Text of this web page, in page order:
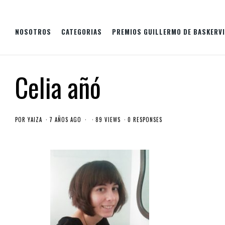
NOSOTROS CATEGORIAS PREMIOS GUILLERMO DE
Celia añó
POR YAIZA 7 AÑOS AGO 89 VIEWS 0 RESPONSES